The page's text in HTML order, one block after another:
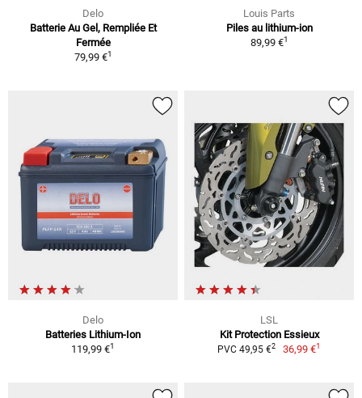
Delo
Batterie Au Gel, Rempliée Et
Fermée
79,99 €1
Louis Parts
Piles au lithium-ion
89,99 €1
Delo
Batteries Lithium-Ion
119,99 €1
LSL
Kit Protection Essieux
PVC 49,95 €2 36,99 €1